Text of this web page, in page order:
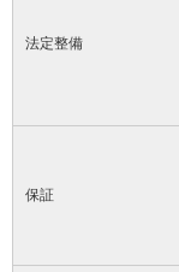
法定整備
保証